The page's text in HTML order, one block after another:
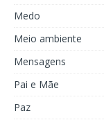
Medo
Meio ambiente
Mensagens
Pai e Mãe
Paz